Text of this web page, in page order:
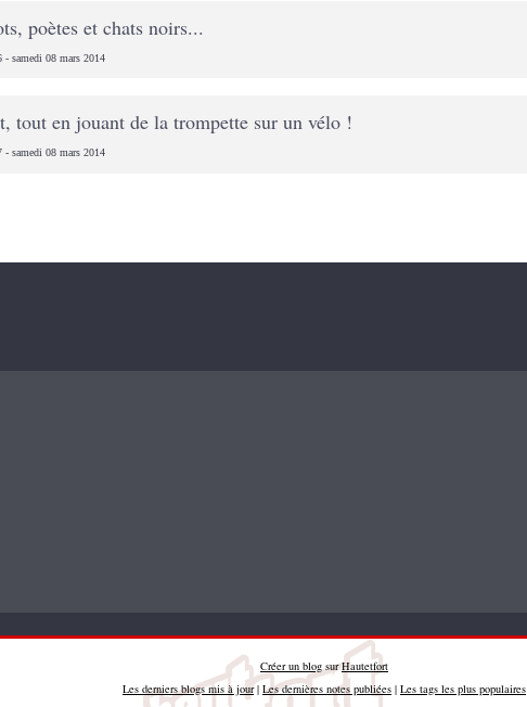
poètes et chats noirs...
-samedi 08 mars 2014
tout en jouant de la trompette sur un vélo !
-samedi 08 mars 2014
Créer un blog surHautetfort
Les derniers blogs mis à jour| Les dernières notes publiées | Les tags les plus populaires